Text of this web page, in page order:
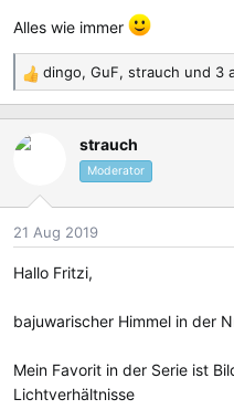
Alles wie immer
R
e
a
k
o
n
n
dingo, GuF, strauch und 3
strauch
Moderator
21 Aug 2019
Hallo Fritzi,
bajuwarischer Himmel in der
Mein Favorit in der Serie ist
Lichtverhältnisse